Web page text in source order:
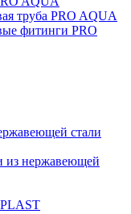
труба PRO AQUA
фитинги PRO
стали
из нержавеющей